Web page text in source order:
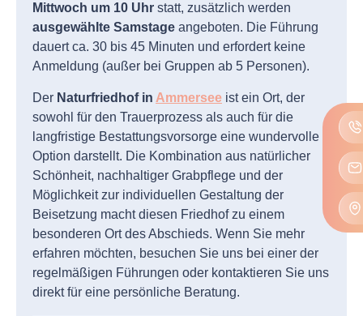
Mittwoch um 10 Uhr statt, zusätzlich werden
ausgewählte Samstage angeboten. Die Führung
dauert ca. 30 bis 45 Minuten und erfordert keine
Anmeldung (außer bei Gruppen ab 5 Personen).
Der Naturfriedhof in Ammersee ist ein Ort, der
sowohl für den Trauerprozess als auch für die
langfristige Bestattungsvorsorge eine wundervolle
Option darstellt. Die Kombination aus natürlicher
Schönheit, nachhaltiger Grabpflege und der
Möglichkeit zur individuellen Gestaltung der
Beisetzung macht diesen Friedhof zu einem
besonderen Ort des Abschieds. Wenn Sie mehr
erfahren möchten, besuchen Sie uns bei einer der
regelmäßigen Führungen oder kontaktieren Sie uns
direkt für eine persönliche Beratung.